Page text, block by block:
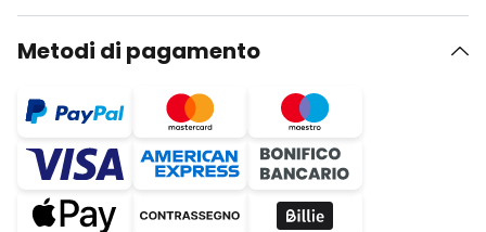
Metodi di pagamento